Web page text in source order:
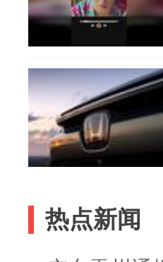
热点新闻